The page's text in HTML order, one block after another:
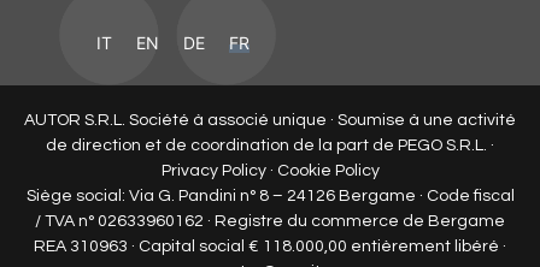
IT EN DE FR
AUTOR S.R.L. Société à associé unique · Soumise à une activité
de direction et de coordination de la part de PEGO S.R.L. ·
Privacy Policy· Cookie Policy
Siège social: Via G. Pandini n° 8 – 24126 Bergame · Code fiscal
/ TVA n° 02633960162 · Registre du commerce de Bergame
REA 310963 · Capital social € 118.000,00 entièrement libéré ·